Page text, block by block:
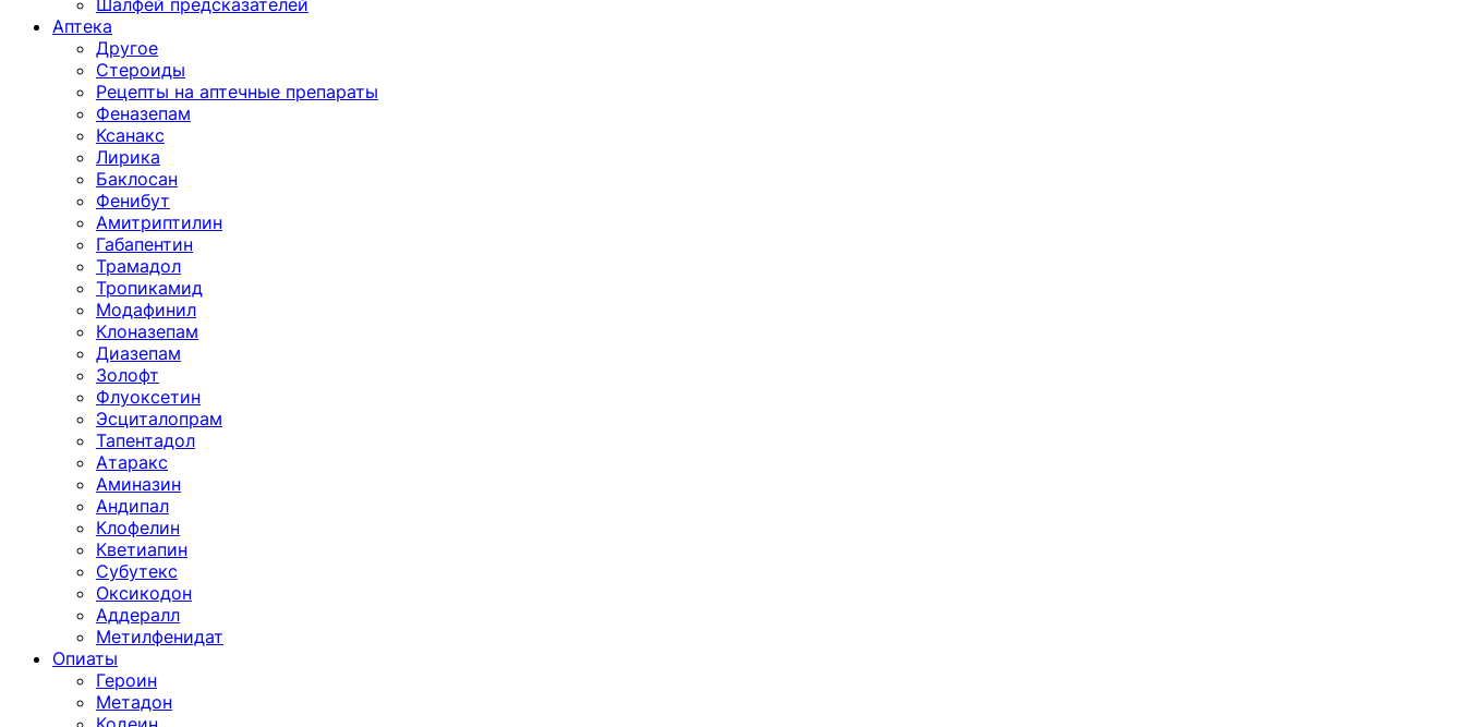
Шалфей предсказателей
Аптека
Другое
Стероиды
Рецепты на аптечные препараты
Феназепам
Ксанакс
Лирика
Баклосан
Фенибут
Амитриптилин
Габапентин
Трамадол
Тропикамид
Модафинил
Клоназепам
Диазепам
Золофт
Флуоксетин
Эсциталопрам
Тапентадол
Атаракс
Аминазин
Андипал
Клофелин
Кветиапин
Субутекс
Оксикодон
Аддералл
Метилфенидат
Опиаты
Героин
Метадон